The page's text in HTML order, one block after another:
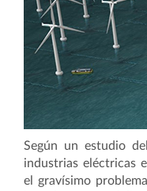
Según un estudio
industrias eléctricas
el gravísimo